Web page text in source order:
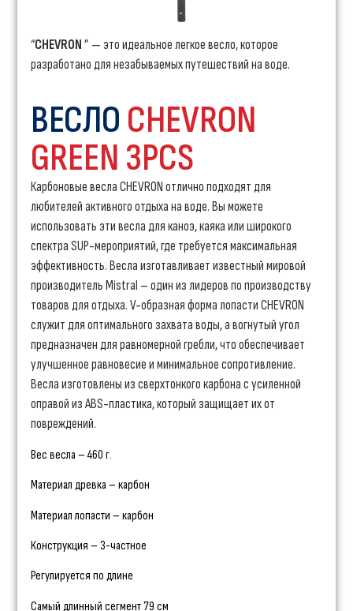
“CHEVRON ” — это идеальное легкое весло, которое
разработано для незабываемых путешествий на воде.
ВЕСЛО CHEVRON
GREEN 3PCS
Карбоновые весла CHEVRON отлично подходят для
любителей активного отдыха на воде. Вы можете
использовать эти весла для каноэ, каяка или широкого
спектра SUP-мероприятий, где требуется максимальная
эффективность. Весла изготавливает известный мировой
производитель Mistral – один из лидеров по производству
товаров для отдыха. V-образная форма лопасти CHEVRON
служит для оптимального захвата воды, а вогнутый угол
предназначен для равномерной гребли, что обеспечивает
улучшенное равновесие и минимальное сопротивление.
Весла изготовлены из сверхтонкого карбона с усиленной
оправой из ABS-пластика, который защищает их от
повреждений.
Вес весла – 460 г.
Материал древка – карбон
Материал лопасти – карбон
Конструкция – 3-частное
Регулируется по длине
Самый длинный сегмент 79 см